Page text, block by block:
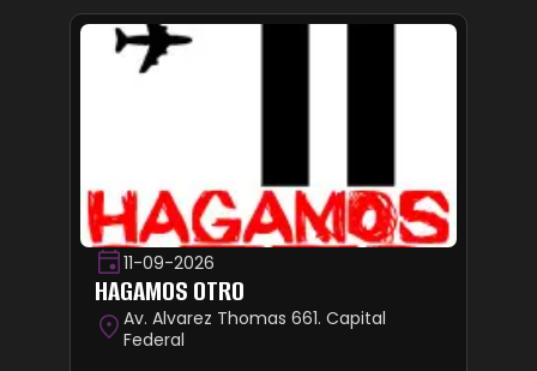
11-09-2026
HAGAMOS OTRO
Av. Alvarez Thomas 661. Capital
Federal